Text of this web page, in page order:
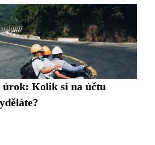
úrok: Kolik si na účtu